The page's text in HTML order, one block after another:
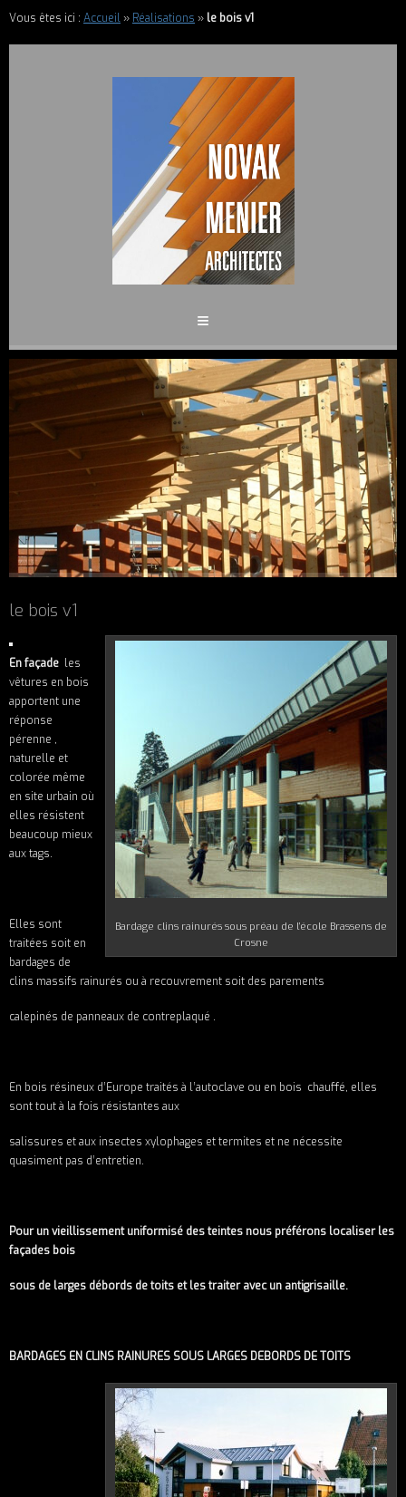
Vous êtes ici : Accueil» Réalisations » le bois v1
le bois v1
Bardage clins rainurés sous préau de l’école Brassens de
Crosne
En façade les
vêtures en bois
apportent une
réponse
pérenne ,
naturelle et
colorée même
en site urbain où
elles résistent
beaucoup mieux
aux tags.
Elles sont
traitées soit en
bardages de
clins massifs rainurés ou à recouvrement soit des parements
calepinés de panneaux de contreplaqué .
En bois résineux d’Europe traités à l’autoclave ou en bois chauffé, elles
sont tout à la fois résistantes aux
salissures et aux insectes xylophages et termites et ne nécessite
quasiment pas d’entretien.
Pour un vieillissement uniformisé des teintes nous préférons localiser les
façades bois
sous de larges débords de toits et les traiter avec un antigrisaille.
BARDAGES EN CLINS RAINURES SOUS LARGES DEBORDS DE TOITS